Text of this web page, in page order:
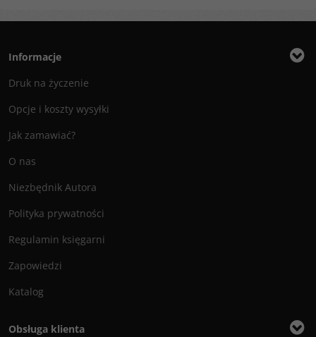
Informacje
Druk na życzenie
Opcje i koszty wysyłki
Jak zamawiać?
O nas
Niezbędnik Autora
Polityka prywatności
Regulamin księgarni
Zapowiedzi
Katalog
Obsługa klienta